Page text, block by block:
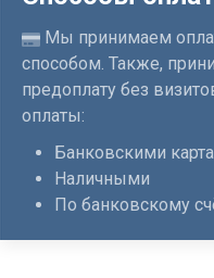
Мы принимаем
способом. Также,
предоплату без
оплаты:
Банковскими
Наличными
По банковскому